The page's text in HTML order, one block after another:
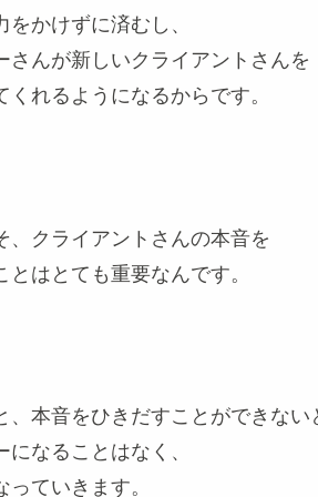
をかけずに済むし、
さんが新しいクライアントさんを
くれるようになるからです。
、クライアントさんの本音を
とはとても重要なんです。
、本音をひきだすことができない
になることはなく、
っていきます。